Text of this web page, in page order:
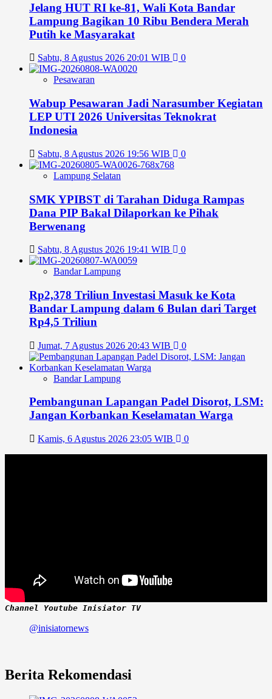
Jelang HUT RI ke-81, Wali Kota Bandar
Lampung Bagikan 10 Ribu Bendera Merah
Putih ke Masyarakat
Sabtu, 8 Agustus 2026 20:01 WIB 0
Pesawaran
Wabup Pesawaran Jadi Narasumber Kegiatan
LEP UTI 2026 Universitas Teknokrat
Indonesia
Sabtu, 8 Agustus 2026 19:56 WIB 0
Lampung Selatan
SMK YPIBST di Tarahan Diduga Rampas
Dana PIP Bakal Dilaporkan ke Pihak
Berwenang
Sabtu, 8 Agustus 2026 19:41 WIB 0
Bandar Lampung
Rp2,378 Triliun Investasi Masuk ke Kota
Bandar Lampung dalam 6 Bulan dari Target
Rp4,5 Triliun
Jumat, 7 Agustus 2026 20:43 WIB 0
Bandar Lampung
Pembangunan Lapangan Padel Disorot, LSM:
Jangan Korbankan Keselamatan Warga
Kamis, 6 Agustus 2026 23:05 WIB 0
Channel Youtube Inisiator TV
@inisiatornews
Berita Rekomendasi